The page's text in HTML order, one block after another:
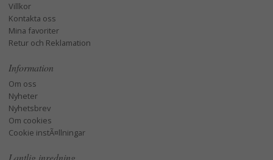
Villkor
Kontakta oss
Mina favoriter
Retur och Reklamation
Information
Om oss
Nyheter
Nyhetsbrev
Om cookies
Cookie instÃ¤llningar
Lantlig inredning